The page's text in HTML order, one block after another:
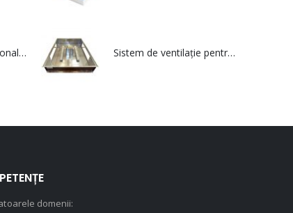
Traductor multifuncțional pentru calitatea aerului din interior care utilizează protocolul de comunicare serial Modbus - SIRO MOD Sistem de ventilație pentru Săli de Operații - multiCLEAN
domenii: